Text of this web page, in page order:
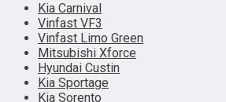
Kia Carnival
Vinfast VF3
Vinfast Limo Green
Mitsubishi Xforce
Hyundai Custin
Kia Sportage
Kia Sorento